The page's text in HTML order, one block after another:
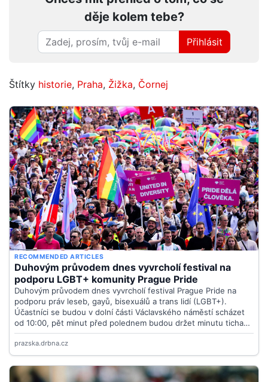
děje kolem tebe?
Přihlásit
Štítky historie, Praha, Žižka, Čornej